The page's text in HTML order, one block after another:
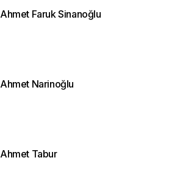
Ahmet Faruk Sinanoğlu
Ahmet Narinoğlu
Ahmet Tabur